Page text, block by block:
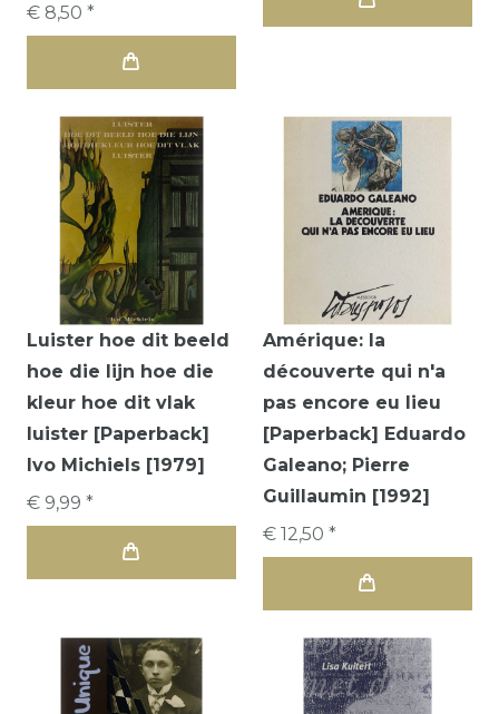
€ 8,50 *
Luister hoe dit beeld
hoe die lijn hoe die
kleur hoe dit vlak
luister [Paperback]
Ivo Michiels [1979]
€ 9,99 *
Amérique: la
découverte qui n'a
pas encore eu lieu
[Paperback] Eduardo
Galeano; Pierre
Guillaumin [1992]
€ 12,50 *